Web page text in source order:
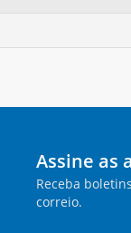
Assine as
Receba
correio.